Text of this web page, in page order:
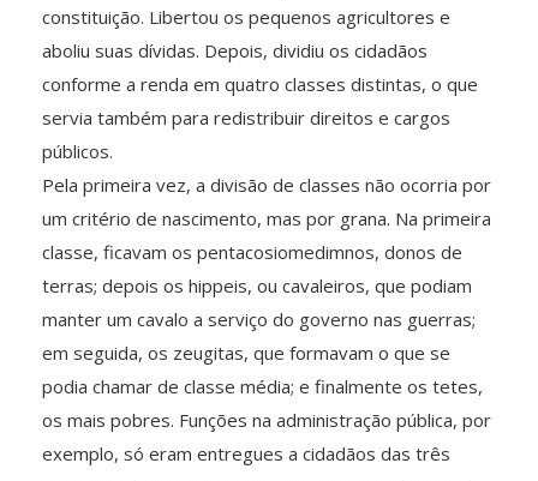
constituição. Libertou os pequenos agricultores e
aboliu suas dívidas. Depois, dividiu os cidadãos
conforme a renda em quatro classes distintas, o que
servia também para redistribuir direitos e cargos
públicos.
Pela primeira vez, a divisão de classes não ocorria por
um critério de nascimento, mas por grana. Na primeira
classe, ficavam os pentacosiomedimnos, donos de
terras; depois os hippeis, ou cavaleiros, que podiam
manter um cavalo a serviço do governo nas guerras;
em seguida, os zeugitas, que formavam o que se
podia chamar de classe média; e finalmente os tetes,
os mais pobres. Funções na administração pública, por
exemplo, só eram entregues a cidadãos das três